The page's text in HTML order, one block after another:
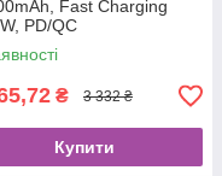
Fast Charging
PD/QC
₴ 3 332 ₴
Купити